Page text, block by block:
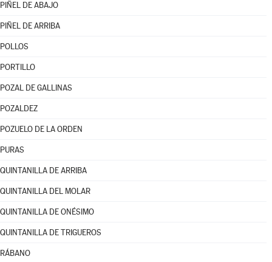
PIÑEL DE ABAJO
PIÑEL DE ARRIBA
POLLOS
PORTILLO
POZAL DE GALLINAS
POZALDEZ
POZUELO DE LA ORDEN
PURAS
QUINTANILLA DE ARRIBA
QUINTANILLA DEL MOLAR
QUINTANILLA DE ONÉSIMO
QUINTANILLA DE TRIGUEROS
RÁBANO